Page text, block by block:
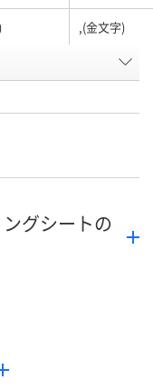
,(金文字)
AW78412
カゴへ カ
グシートの